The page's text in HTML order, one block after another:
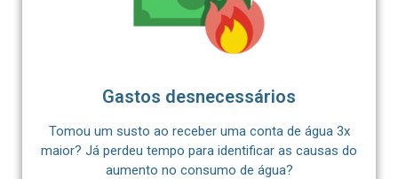
Gastos desnecessários
Tomou um susto ao receber uma conta de água 3x
maior? Já perdeu tempo para identificar as causas do
aumento no consumo de água?